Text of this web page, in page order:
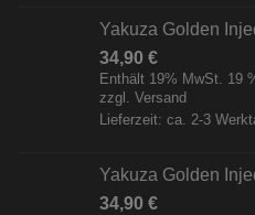
Yakuza Golden
34,90 €
Enthält 19% MwSt. 19
zzgl. Versand
Lieferzeit: ca. 2-3
Yakuza Golden
34,90 €